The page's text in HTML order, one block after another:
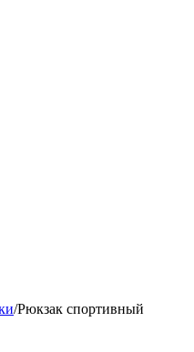
/Рюкзак спортивный